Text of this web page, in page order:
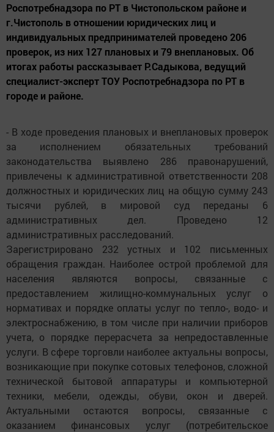
Роспотребнадзора по РТ в Чистопольском районе и
г.Чистополь в отношении юридических лиц и
индивидуальных предпринимателей проведено 206
проверок, из них 127 плановых и 79 внеплановых. Об
итогах работы рассказывает Р.Садыкова, ведущий
специалист-эксперт ТОУ Роспотребнадзора по РТ в
городе и районе.
- В ходе проведения плановых и внеплановых проверок
за исполнением обязательных требований
законодательства выявлено 286 правонарушений,
привлечены к административной ответственности 208
должностных и юридических лиц на общую сумму 243
тысячи рублей, в мировой суд переданы 6
административных дел. Проведено 12
административных расследований.
Зарегистрировано 232 устных и 102 письменных
обращения граждан. Наиболее острой проблемой для
населения являются вопросы, связанные с
предоставлением­ жилищно-коммунальных услуг о
нормативах и порядке оплаты услуг по тепло-, водо- и
электроснабжению, в том числе при наличии приборов
учета, о порядке перерасчета за непредоставленные
услуги. В сфере торговли наиболее актуальны вопросы,
возникающие при покупке сотовых телефонов, сложной
технической бытовой аппаратуры и компьютерной
техники, мебели, одежды, обуви, окон и дверей.
Актуальными остаются вопросы, связанные с
оказанием финансовых услуг (потребительское